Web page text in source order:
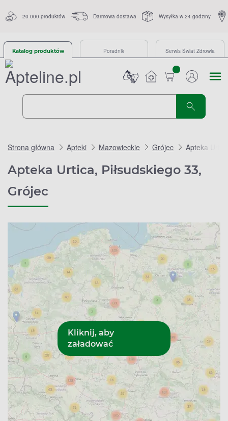
20 000 produktów Darmowa dostawa Wysyłka w 24 godziny
Katalog produktów Poradnik Serwis Świat Zdrowia
sztuk
Strona główna Apteki Mazowieckie Grójec Apteka
Apteka Urtica, Piłsudskiego 33,
Grójec